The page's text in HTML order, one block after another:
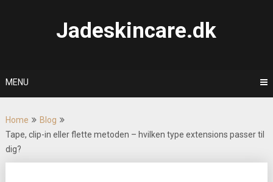
Jadeskincare.dk
MENU
Home
Blog
Tape, clip-in eller flette metoden – hvilken type extensions passer til
dig?